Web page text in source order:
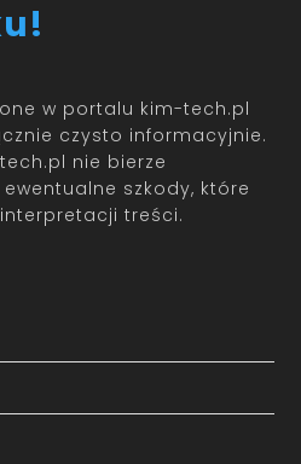
w portalu kim-tech.pl
czysto informacyjnie.
nie bierze
szkody, które
treści.